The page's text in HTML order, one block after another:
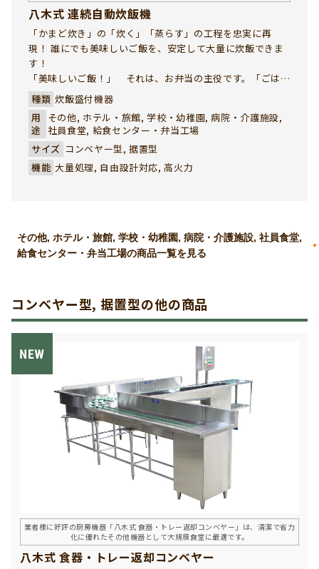
八木式 連続自動炊飯機
「かまど炊き」の「炊く」「蒸らす」の工程を忠実に再
現！ 誰にでも美味しいご飯を、安定して大量に炊飯できま
す！
「美味しいご飯！」 それは、お弁当の主役です。「ごは
ん」も立派な御料理です。八木式 連続自動炊飯機は、独自
のバーナーと炊飯釜で、お客様が最も重視される「ご飯の旨
み」を引き出した味のある炊飯を実現しました。ガスの熱
効率を最大限に活かして、「かまど炊き」の美味しさが短時
間で実現できる強い味方です。
種類 炊飯盛付機器
用
途
その他, ホテル・旅館, 学校・幼稚園, 病院・介護施設,
社員食堂, 給食センター・弁当工場
サイズ コンベヤー型, 据置型
機能 大量処理, 自由設計対応, 高火力
その他, ホテル・旅館, 学校・幼稚園, 病院・介護施設, 社員食堂,
給食センター・弁当工場の商品一覧を見る
コンベヤー型, 据置型の他の商品
業者様に好評の厨房機器「八木式 食器・トレー返却コンベヤー」は、清潔で省力
化に優れたその他機器として大規模食堂に最適です。
八木式 食器・トレー返却コンベヤー